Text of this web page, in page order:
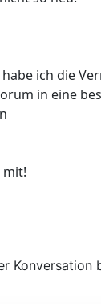
ich die
in eine
mit!
Konversation